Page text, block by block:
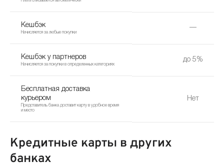
Кешбэк
Начисляется за любые покупки
—
Кешбэк у партнеров
Начисляется за покупки в определенных категориях
до 5%
Бесплатная доставка
курьером
Представитель банка доставит карту в удобное время
и место
Нет
Кредитные карты в других
банках